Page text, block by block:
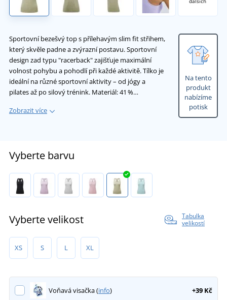
Sportovní bezešvý top s přílehavým slim fit střihem,
který skvěle padne a zvýrazní postavu. Sportovní
design zad typu "racerback" zajišťuje maximální
volnost pohybu a pohodlí při každé aktivitě. Tílko je
ideální na různé sportovní aktivity – od jógy a
pilates až po silový trénink. Materiál: 41 %…
Zobrazit více
Na tento
produkt
nabízíme
potisk
Vyberte barvu
Vyberte velikost
Tabulka
velikostí
XS S L XL
Voňavá visačka (info) +39 Kč